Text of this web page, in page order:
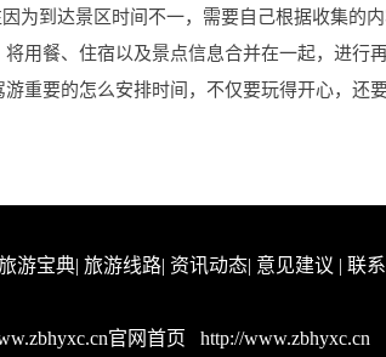
为到达景区时间不一，需要自己根据收集的
用餐、住宿以及景点信息合并在一起，进行
重要的怎么安排时间，不仅要玩得开心，还
游宝典| 旅游线路| 资讯动态| 意见建议 | 联系
官网首页 http://www.zbhyxc.cn